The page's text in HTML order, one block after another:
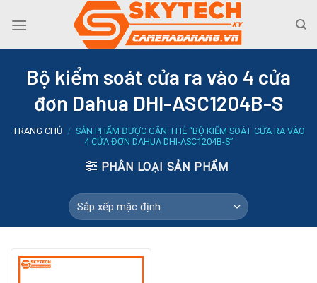
Bộ kiểm soát cửa ra vào 4 cửa
đơn Dahua DHI-ASC1204B-S
TRANG CHỦ / SẢN PHẨM ĐƯỢC GẮN THẺ “BỘ KIỂM SOÁT CỬA RA VÀO
4 CỬA ĐƠN DAHUA DHI-ASC1204B-S”
PHÂN LOẠI SẢN PHẨM